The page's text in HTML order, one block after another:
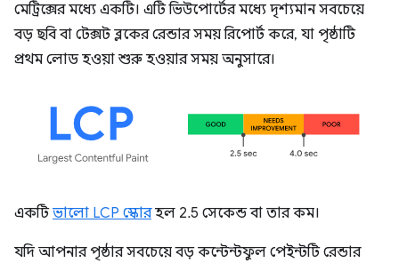
মেট্রিক্সের মধ্যে একটি। এটি ভিউপোর্টের মধ্যে দৃশ্যমান সবচেয়ে
বড় ছবি বা টেক্সট ব্লকের রেন্ডার সময় রিপোর্ট করে, যা পৃষ্ঠাটি
প্রথম লোড হওয়া শুরু হওয়ার সময় অনুসারে।
একটিভালো LCP স্কোরহল 2.5 সেকেন্ড বা তার কম।
যদি আপনার পৃষ্ঠার সবচেয়ে বড় কন্টেন্টফুল পেইন্টটি রেন্ডার